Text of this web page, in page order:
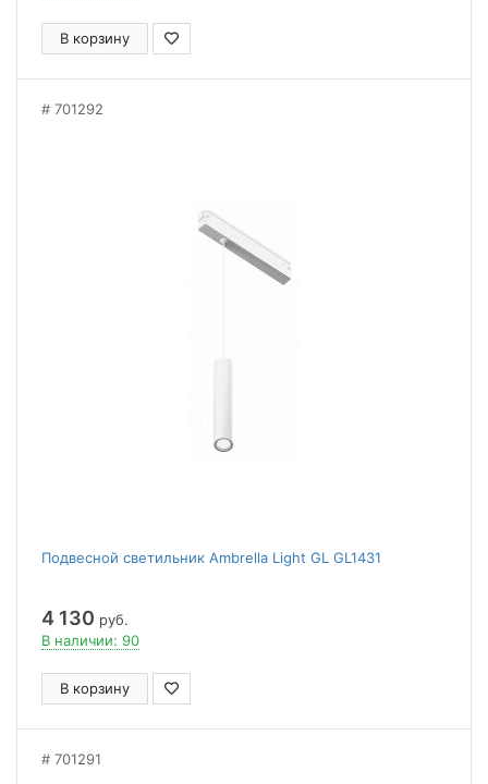
В корзину
701292
Подвесной светильник Ambrella Light GL GL1431
4 130 руб.
В наличии: 90
В корзину
701291